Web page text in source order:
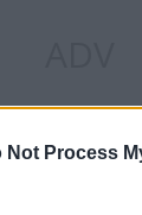
Not Process